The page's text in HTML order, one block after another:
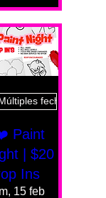
fechas
Paint
| $20
Ins
15 feb